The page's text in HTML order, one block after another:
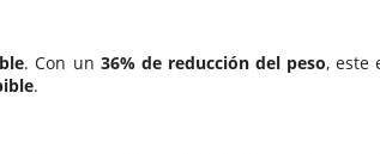
. Con un 36% de reducción del peso, este
.